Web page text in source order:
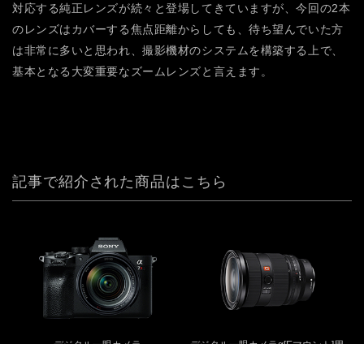
対応する純正レンズが続々と登場してきていますが、今回の2本
のレンズはカバーする焦点距離からしても、待ち望んでいた方
は非常に多いと思われ、撮影機材のシステムを構築する上で、
基本となる大変重要なズームレンズと言えます。
記事で紹介された商品はこちら